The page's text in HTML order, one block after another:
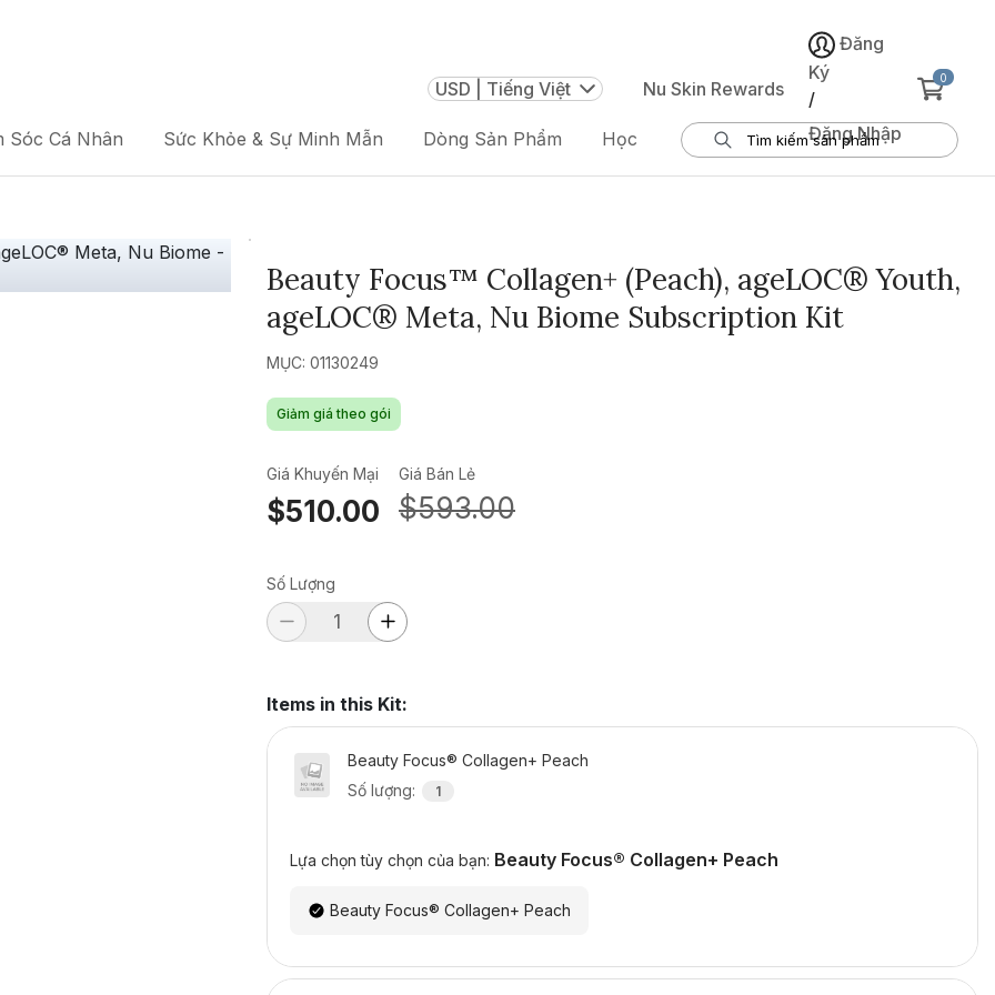
USD | Tiếng Việt Nu Skin Rewards
Đăng
Ký
/
Đăng Nhập
0
Sóc Cá Nhân Sức Khỏe & Sự Minh Mẫn Dòng Sản Phẩm Học
Beauty Focus™ Collagen+ (Peach), ageLOC® Youth,
ageLOC® Meta, Nu Biome Subscription Kit
MỤC: 01130249
Giảm giá theo gói
Giá Khuyến Mại
$510.00
Giá Bán Lẻ
$593.00
Số Lượng
Items in this Kit:
Beauty Focus® Collagen+ Peach
Số lượng: 1
Lựa chọn tùy chọn của bạn: Beauty Focus® Collagen+ Peach
Beauty Focus® Collagen+ Peach